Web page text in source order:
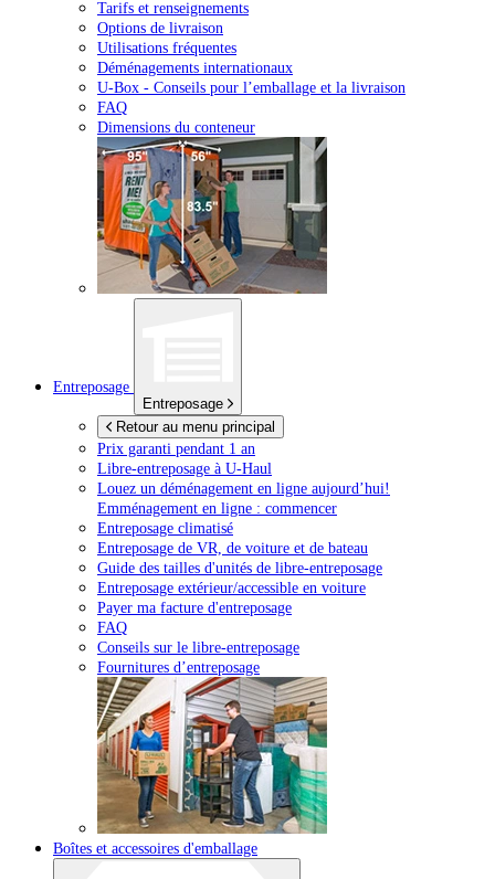
Tarifs et renseignements
Options de livraison
Utilisations fréquentes
Déménagements internationaux
U-Box - Conseils pour l’emballage et la livraison
FAQ
Dimensions du conteneur
Entreposage
Entreposage
Retour au menu principal
Prix garanti pendant 1 an
Libre-entreposage à U-Haul
Louez un déménagement en ligne aujourd’hui!
Emménagement en ligne : commencer
Entreposage climatisé
Entreposage de VR, de voiture et de bateau
Guide des tailles d'unités de libre-entreposage
Entreposage extérieur/accessible en voiture
Payer ma facture d'entreposage
FAQ
Conseils sur le libre-entreposage
Fournitures d’entreposage
Boîtes et accessoires d'emballage